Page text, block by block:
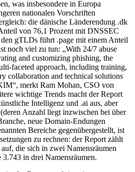
was insbesondere in Europa
nationalen Vorschriften
die dänische Länderendung .dk
von 76,1 Prozent mit DNSSEC
gTLDs führt .page mit einem Anteil
noch viel zu tun: „With 24/7 abuse
and customizing phishing, the
faceted approach, including training,
collaboration and technical solutions
merkt Ram Mohan, CSO von
wichtige Trends macht der Report
Intelligenz und .ai aus, aber
Anzahl liegt inzwischen bei über
neue Domain-Endungen
Bereiche gegenübergestellt, ist
zu rechnen: der Report zählt
die sich in zwei Namensräumen
in drei Namensräumen.